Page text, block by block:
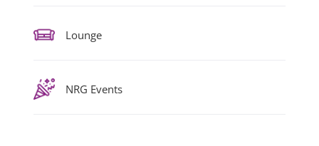
Lounge
NRG Events